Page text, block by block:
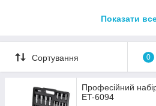
использования в гараже и для
Наборы слесарно-столярного
Наборы инструмента из хром-
сумках.
инструментов (ключей, трещоток,
количеству единиц в кейсе.
Показати
Сортування 0
Професійний
ET-6094